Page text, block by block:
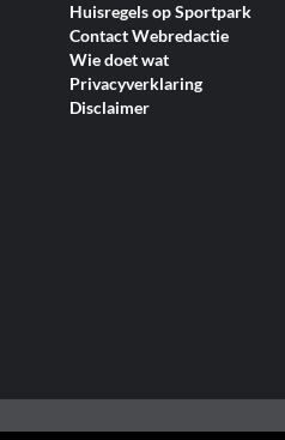
Huisregels op Sportpark
Contact Webredactie
Wie doet wat
Privacyverklaring
Disclaimer